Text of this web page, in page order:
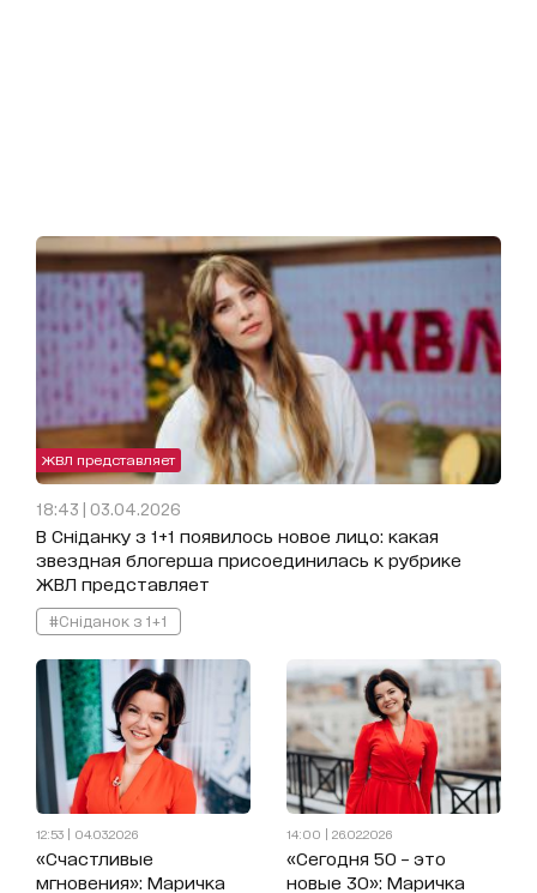
ЖВЛ представляет
18:43 | 03.04.2026
В Сніданку з 1+1 появилось новое лицо: какая
звездная блогерша присоединилась к рубрике
ЖВЛ представляет
#Сніданок з 1+1
12:53 | 04.03.2026
«Счастливые
мгновения»: Маричка
14:00 | 26.02.2026
«Сегодня 50 – это
новые 30»: Маричка